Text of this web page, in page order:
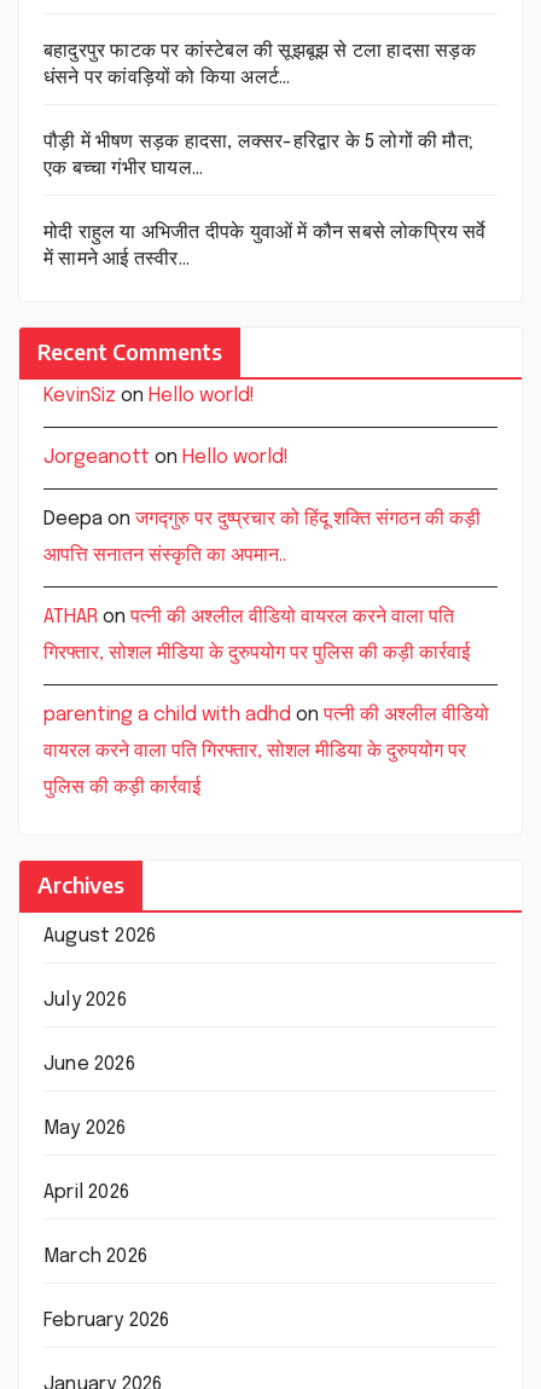
बहादुरपुर फाटक पर कांस्टेबल की सूझबूझ से टला हादसा सड़क
धंसने पर कांवड़ियों को किया अलर्ट…
पौड़ी में भीषण सड़क हादसा, लक्सर-हरिद्वार के 5 लोगों की मौत;
एक बच्चा गंभीर घायल…
मोदी राहुल या अभिजीत दीपके युवाओं में कौन सबसे लोकप्रिय सर्वे
में सामने आई तस्वीर…
Recent Comments
KevinSiz on Hello world!
Jorgeanott on Hello world!
Deepa onजगद्गुरु पर दुष्प्रचार को हिंदू शक्ति संगठन की कड़ी
आपत्ति सनातन संस्कृति का अपमान..
ATHAR onपत्नी की अश्लील वीडियो वायरल करने वाला पति
गिरफ्तार, सोशल मीडिया के दुरुपयोग पर पुलिस की कड़ी कार्रवाई
parenting a child with adhd onपत्नी की अश्लील वीडियो
वायरल करने वाला पति गिरफ्तार, सोशल मीडिया के दुरुपयोग पर
पुलिस की कड़ी कार्रवाई
Archives
August 2026
July 2026
June 2026
May 2026
April 2026
March 2026
February 2026
January 2026